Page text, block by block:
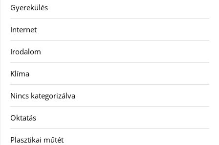
Gyerekülés
Internet
Irodalom
Klíma
Nincs kategorizálva
Oktatás
Plasztikai műtét